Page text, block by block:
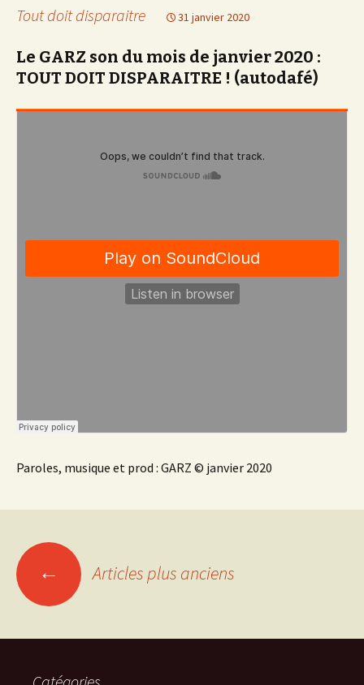
Tout doit disparaitre 31 janvier 2020
Le GARZ son du mois de janvier 2020 :
TOUT DOIT DISPARAITRE ! (autodafé)
Paroles, musique et prod : GARZ © janvier 2020
Navigation
des
articles
← Articles plus anciens